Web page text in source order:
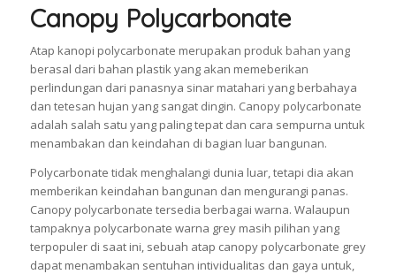
Canopy Polycarbonate
Atap kanopi polycarbonate merupakan produk bahan yang
berasal dari bahan plastik yang akan memeberikan
perlindungan dari panasnya sinar matahari yang berbahaya
dan tetesan hujan yang sangat dingin. Canopy polycarbonate
adalah salah satu yang paling tepat dan cara sempurna untuk
menambakan dan keindahan di bagian luar bangunan.
Polycarbonate tidak menghalangi dunia luar, tetapi dia akan
memberikan keindahan bangunan dan mengurangi panas.
Canopy polycarbonate tersedia berbagai warna. Walaupun
tampaknya polycarbonate warna grey masih pilihan yang
terpopuler di saat ini, sebuah atap canopy polycarbonate grey
dapat menambakan sentuhan intividualitas dan gaya untuk,